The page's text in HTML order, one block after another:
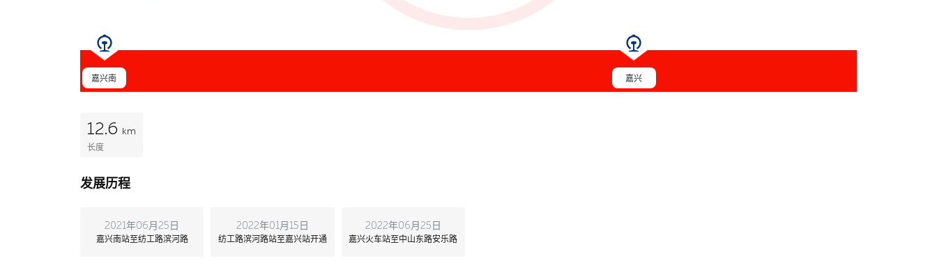
嘉兴南 嘉兴
12.6 km
长度
发展历程
2021年06月25日
嘉兴南站至纺工路滨河路
2022年01月15日
纺工路滨河路站至嘉兴站开通
2022年06月25日
嘉兴火车站至中山东路安乐路